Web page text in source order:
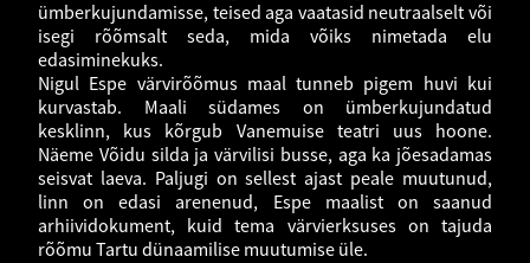
ümberkujundamisse, teised aga vaatasid neutraalselt või
isegi rõõmsalt seda, mida võiks nimetada elu
edasiminekuks.
Nigul Espe värvirõõmus maal tunneb pigem huvi kui
kurvastab. Maali südames on ümberkujundatud
kesklinn, kus kõrgub Vanemuise teatri uus hoone.
Näeme Võidu silda ja värvilisi busse, aga ka jõesadamas
seisvat laeva. Paljugi on sellest ajast peale muutunud,
linn on edasi arenenud, Espe maalist on saanud
arhiividokument, kuid tema värvierksuses on tajuda
rõõmu Tartu dünaamilise muutumise üle.